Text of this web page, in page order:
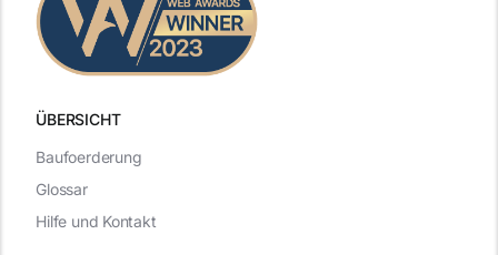
ÜBERSICHT
Baufoerderung
Glossar
Hilfe und Kontakt